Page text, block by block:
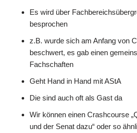
Es wird über
besprochen
z.B. wurde sich am Anfang von
beschwert, es gab einen
Fachschaften
Geht Hand in Hand mit AStA
Die sind auch oft als Gast da
Wir können einen Crashcourse
und der Senat dazu“ oder so